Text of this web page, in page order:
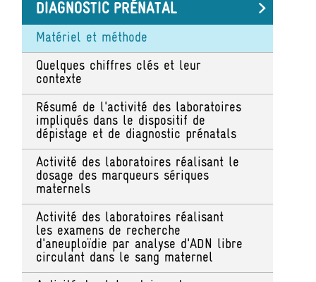
DIAGNOSTIC PRÉNATAL
Matériel et méthode
Quelques chiffres clés et leur
contexte
Résumé de l'activité des laboratoires
impliqués dans le dispositif de
dépistage et de diagnostic prénatals
Activité des laboratoires réalisant le
dosage des marqueurs sériques
maternels
Activité des laboratoires réalisant
les examens de recherche
d'aneuploïdie par analyse d'ADN libre
circulant dans le sang maternel